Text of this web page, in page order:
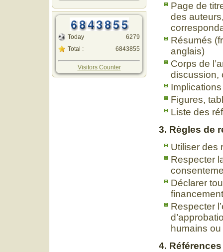
Today
Total :
6279
6843855
Visitors Counter
Page de
des
Résumés
anglais)
Corps de
discussion,
Figures,
Liste des
3. Règles de
Utiliser des
Respecter
Déclarer
financement
Respecter
humains
4.